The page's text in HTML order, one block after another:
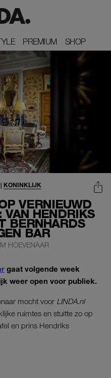
PREMIUM
PREMIUM SHOP
SHOP
VERNIEUWD
VAN HENDRIKS
BERNHARDS
BAR
KONINKLIJK
HOEVENAAR
gaat volgende week
weer open voor publiek.
mocht voor LINDA.nl
ruimtes en stuitte zo op
en prins Hendriks